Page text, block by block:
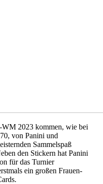
2023 kommen, wie bei
von Panini und
Sammelspaß
den Stickern hat Panini
für das Turnier
ein großen Frauen-